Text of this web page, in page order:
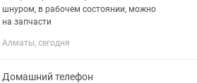
шнуром, в рабочем состоянии, можно
на запчасти
Алматы, сегодня
Домашний телефон